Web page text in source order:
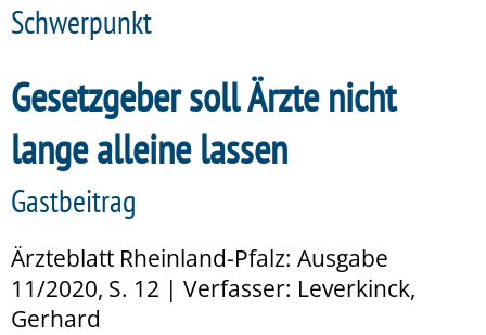
Schwerpunkt
Gesetzgeber soll Ärzte nicht
lange alleine lassen
Gastbeitrag
Ärzteblatt Rheinland-Pfalz: Ausgabe
11/2020, S. 12 | Verfasser: Leverkinck,
Gerhard